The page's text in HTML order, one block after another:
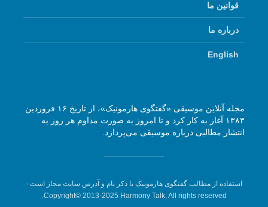
قوانین ما
درباره ما
English
مجله آنلاین موسیقی «گفتگوی هارمونیک»، از تاریخ ۱۶ فروردین
۱۳۸۳ آغاز به کار کرد و تا امروز به صورت مداوم هر روز به
انتشار مطالبی درباره موسیقی می‌پردازد.
استفاده از مطالب گفتگوی هارمونیک با ذکر نام و آدرس سایت مجاز است -
Copyright© 2013-2025 Harmony Talk, All rights reserved.